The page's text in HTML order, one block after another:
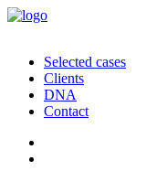
Selected cases
Clients
DNA
Contact